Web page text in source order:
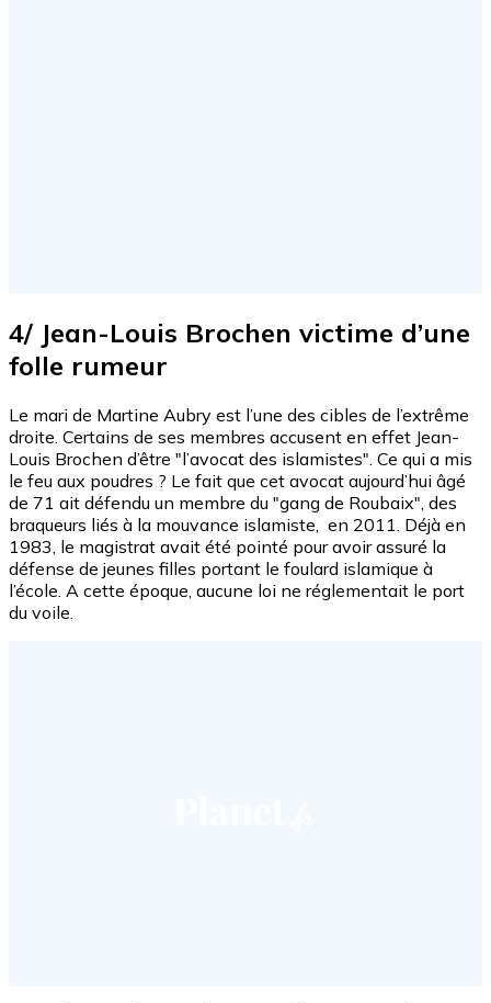
4/ Jean-Louis Brochen victime d’une
folle rumeur
Le mari de Martine Aubry est l’une des cibles de l’extrême
droite. Certains de ses membres accusent en effet Jean-
Louis Brochen d’être "l’avocat des islamistes". Ce qui a mis
le feu aux poudres ? Le fait que cet avocat aujourd’hui âgé
de 71 ait défendu un membre du "gang de Roubaix", des
braqueurs liés à la mouvance islamiste, en 2011. Déjà en
1983, le magistrat avait été pointé pour avoir assuré la
défense de jeunes filles portant le foulard islamique à
l’école. A cette époque, aucune loi ne réglementait le port
du voile.